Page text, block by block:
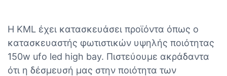
Η KML έχει κατασκευάσει προϊόντα όπως ο
κατασκευαστής φωτιστικών υψηλής ποιότητας
150w ufo led high bay. Πιστεύουμε ακράδαντα
ότι η δέσμευσή μας στην ποιότητα των